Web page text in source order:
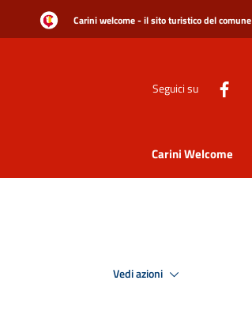
Carini welcome - il sito turistico del comune
Seguici su
Carini Welcome
Vedi azioni